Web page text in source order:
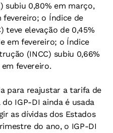
subiu 0,80% em março,
fevereiro; o Índice de
teve elevação de 0,45%
em fevereiro; o Índice
(INCC) subiu 0,66%
fevereiro.
para reajustar a tarifa de
IGP-DI ainda é usada
as dívidas dos Estados
do ano, o IGP-DI